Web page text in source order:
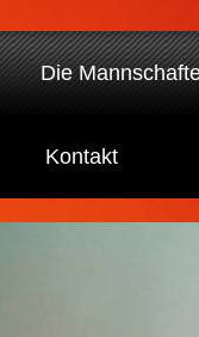
Die
Kontakt